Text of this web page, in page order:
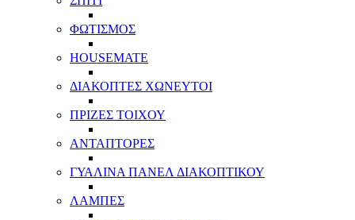
ΦΩΤΙΣΜΟΣ
HOUSEMATE
ΔΙΑΚΟΠΤΕΣ ΧΩΝΕΥΤΟΙ
ΠΡΙΖΕΣ ΤΟΙΧΟΥ
ΑΝΤΑΠΤΟΡΕΣ
ΓΥΑΛΙΝΑ ΠΑΝΕΛ ΔΙΑΚΟΠΤΙΚΟΥ
ΛΑΜΠΕΣ